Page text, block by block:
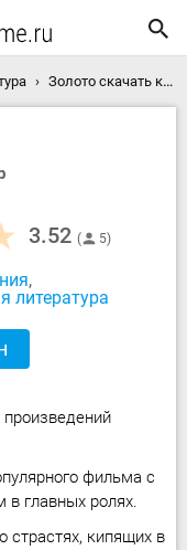
Золото скачать книгу
3.52 5
,
литература
фильма с
главных ролях.
кипящих в